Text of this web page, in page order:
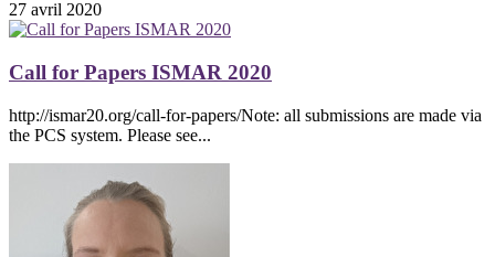
27 avril 2020
Call for Papers ISMAR 2020
http://ismar20.org/call-for-papers/Note: all submissions are made via
the PCS system. Please see...